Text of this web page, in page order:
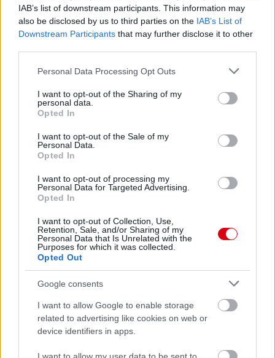
IAB’s list of downstream participants. This information may
also be disclosed by us to third parties on the IAB’s List of
Downstream Participants that may further disclose it to other
Please note that this website/app uses one or more Google
not limited to your visit or usage behaviour. You may click to
grant or deny consent to Google and its third-party tags to
use your data for below specified purposes in below Google
consent section.
Personal Data Processing Opt Outs
I want to opt-out of the Sharing of my
personal data.
Opted In
I want to opt-out of the Sale of my
Personal Data.
Opted In
I want to opt-out of processing my
Personal Data for Targeted Advertising.
Opted In
I want to opt-out of Collection, Use,
Retention, Sale, and/or Sharing of my
Personal Data that Is Unrelated with the
Purposes for which it was collected.
Opted Out
Google consents
I want to allow Google to enable storage
related to advertising like cookies on web or
device identifiers in apps.
Meccs Center
Paris Saint-Germainvs
Felkészülési szezon 4. mérkőzés
Nya Ullevi, Göteborg